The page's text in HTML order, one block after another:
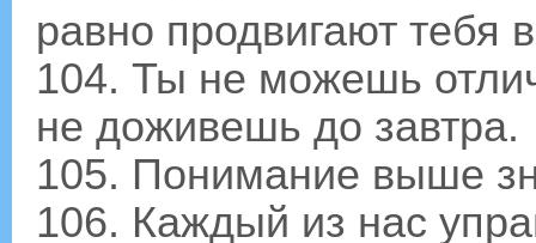
равно продвигают тебя
104. Ты не можешь
не доживешь до завтра.
105. Понимание выше
106. Каждый из нас